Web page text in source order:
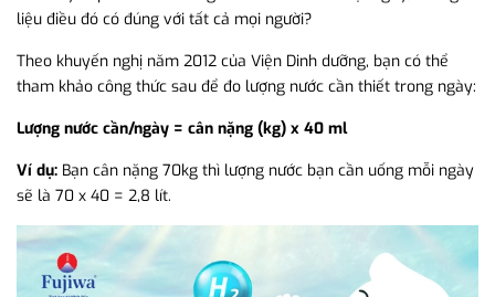
liệu điều đó có đúng với tất cả mọi người?
Theo khuyến nghị năm 2012 của Viện Dinh dưỡng, bạn có thể
tham khảo công thức sau để đo lượng nước cần thiết trong ngày:
Lượng nước cần/ngày = cân nặng (kg) x 40 ml
Ví dụ: Bạn cân nặng 70kg thì lượng nước bạn cần uống mỗi ngày
sẽ là 70 x 40 = 2,8 lít.